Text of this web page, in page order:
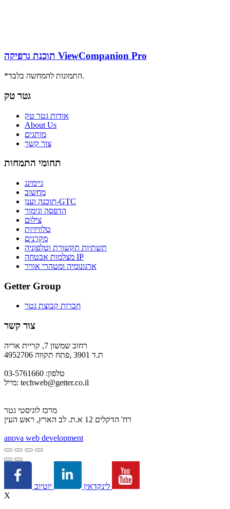
תוכנת גרפיקה ViewCompanion Pro
*התמונות להמחשה בלבד.
גטר טק
אודות גטר טק
About Us
מותגים
צור קשר
תחומי התמחות
גיימינג
מחשוב
תוכנה וענן-GTC
הדפסה וגימור
צילום
טלוויזיות
מקרנים
תשתיות תקשורת וטלפוניה
מצלמות אבטחה IP
ארגונומיה ומטהרי אוויר
Getter Group
חברות קבוצת גטר
צור קשר
רחוב שמשון 7, קריית אריה
ת.ד 3901 ,פתח תקווה 4952706
טלפון: 03-5761660
מייל: techweb@getter.co.il
מרכז לוגיסטי גטר
רח' הדקלים 12 א.ת. לב הארץ, ראש העין
anova web development
לינקדאין
X